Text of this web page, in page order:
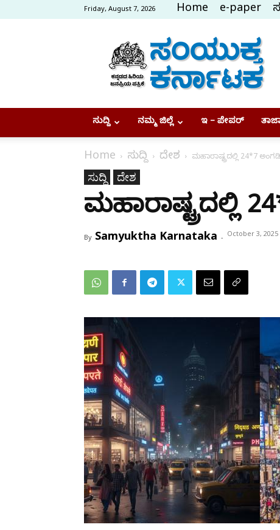
Friday, August 7, 2026 Home e-paper
Samyukta
Karnataka
ಸುದ್ದಿ ನಮ್ಮ ಜಿಲ್ಲೆ ಇ – ಪೇಪರ್
Home ಸುದ್ದಿ ದೇಶ ಮಹಾರಾಷ್ಟ್ರದಲ್ಲಿ 24*7
ಸುದ್ದಿ ದೇಶ
ಮಹಾರಾಷ್ಟ್ರದಲ್ಲಿ
By Samyuktha Karnataka - October 3, 2025